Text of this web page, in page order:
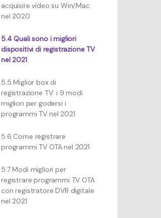
acquisire video su Win/Mac
nel 2020
5.4 Quali sono i migliori
dispositivi di registrazione TV
nel 2021
5.5 Miglior box di
registrazione TV: i 9 modi
migliori per godersi i
programmi TV nel 2021
5.6 Come registrare
programmi TV OTA nel 2021
5.7 Modi migliori per
registrare programmi TV OTA
con registratore DVR digitale
nel 2021